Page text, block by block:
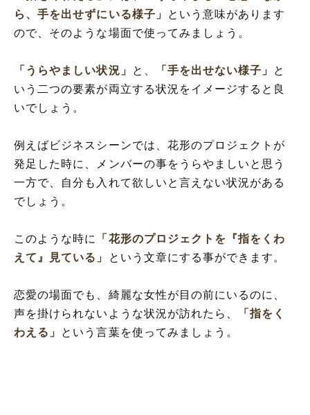
ら、手を出せずにいる様子」
という意味があります
ので、そのような場面で使ってみましょう。
「うらやましい状況」 と、 「手を出せない様子」 と
いう二つの要素が両立する状況をイメージすると良
いでしょう。
例えばビジネスシーンでは、花形のプロジェクトが
発足した時に、メンバーの事をうらやましいと思う
一方で、自分も入れて欲しいと言えない状況がある
でしょう。
このような時に
「花形のプロジェクトを『指をくわ
えて』見ている」
という文章にする事ができます。
恋愛の場面でも、綺麗な女性が目の前にいるのに、
声を掛けられないような状況が訪れたら、
「指をく
わえる」
という言葉を使ってみましょう。